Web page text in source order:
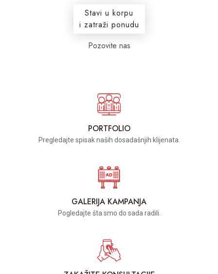
Stavi u korpu
i zatraži ponudu
Pozovite nas
PORTFOLIO
Pregledajte spisak naših dosadašnjih klijenata.
GALERIJA KAMPANJA
Pogledajte šta smo do sada radili.